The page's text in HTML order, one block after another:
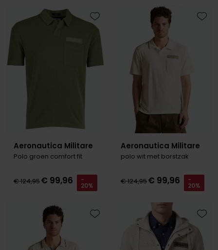
Aeronautica Militare
Polo groen comfort fit
€ 124,95€ 99,96 -
20%
Toevoegen aan favorieten
Aeronautica Militare
polo wit met borstzak
€ 124,95€ 99,96 -
20%
Toevoegen aan favorieten